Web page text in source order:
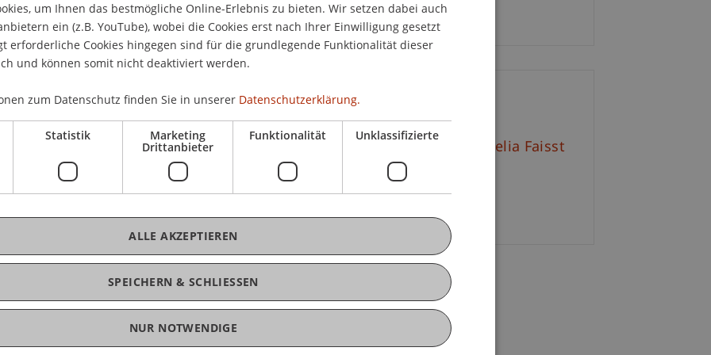
Jugendliche eine wertvolle
Einblick in den Fachbereich und
Informationsgespräche, massgeschneiderter
Architektur".
beantwortet:
unsererHomepageoder aufFacebook
Eintritt frei
Kontakt
Bmstr. Mag. arch. Cornelia Faisst
+423 265 11 29
GERMAN
ENGLISH
um Ihnen das bestmögliche Online-Erlebnis zu bieten. Wir setzen dabei auch
ein (z.B. YouTube), wobei die Cookies erst nach Ihrer Einwilligung gesetzt
erforderliche Cookies hingegen sind für die grundlegende Funktionalität dieser
und können somit nicht deaktiviert werden.
zum Datenschutz finden Sie in unserer Datenschutzerklärung.
Statistik Marketing
Drittanbieter
Funktionalität Unklassifizierte
SPEICHERN & SCHLIESSEN
ALLE AKZEPTIEREN
NUR NOTWENDIGE